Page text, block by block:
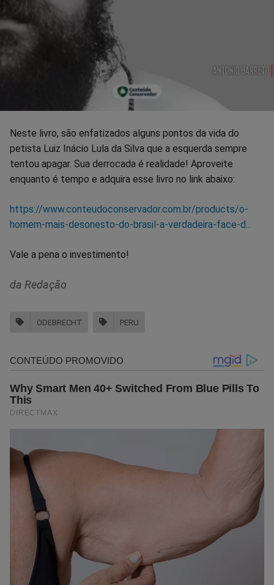
Neste livro, são enfatizados alguns pontos da vida do
petista Luiz Inácio Lula da Silva que a esquerda sempre
tentou apagar. Sua derrocada é realidade! Aproveite
enquanto é tempo e adquira esse livro no link abaixo:
https://www.conteudoconservador.com.br/products/o-
homem-mais-desonesto-do-brasil-a-verdadeira-face-d...
Vale a pena o investimento!
da Redação
ODEBRECHT PERU